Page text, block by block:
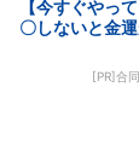
【今すぐやっ
〇しないと金
[PR]合